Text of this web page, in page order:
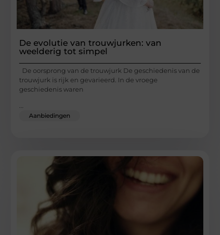
De evolutie van trouwjurken: van
weelderig tot simpel
De oorsprong van de trouwjurk De geschiedenis van de
trouwjurk is rijk en gevarieerd. In de vroege
geschiedenis waren
...
Aanbiedingen